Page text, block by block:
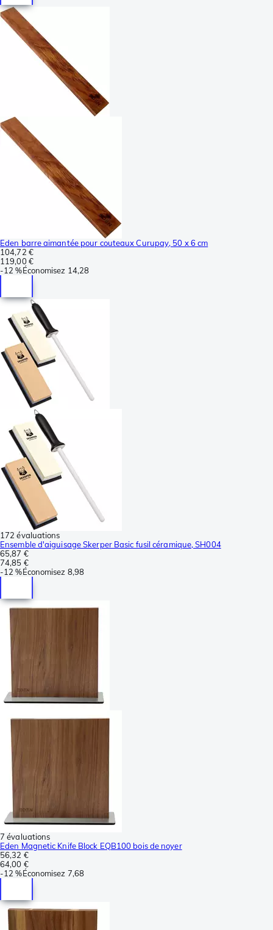
Eden barre aimantée pour couteaux Curupay, 50 x 6 cm
104,72 €
119,00 €
-12 %Économisez 14,28
172 évaluations
Ensemble d'aiguisage Skerper Basic fusil céramique, SH004
65,87 €
74,85 €
-12 %Économisez 8,98
7 évaluations
Eden Magnetic Knife Block EQB100 bois de noyer
56,32 €
64,00 €
-12 %Économisez 7,68